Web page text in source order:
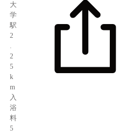
大
学
駅
2
2
5
k
m
入
浴
料
5